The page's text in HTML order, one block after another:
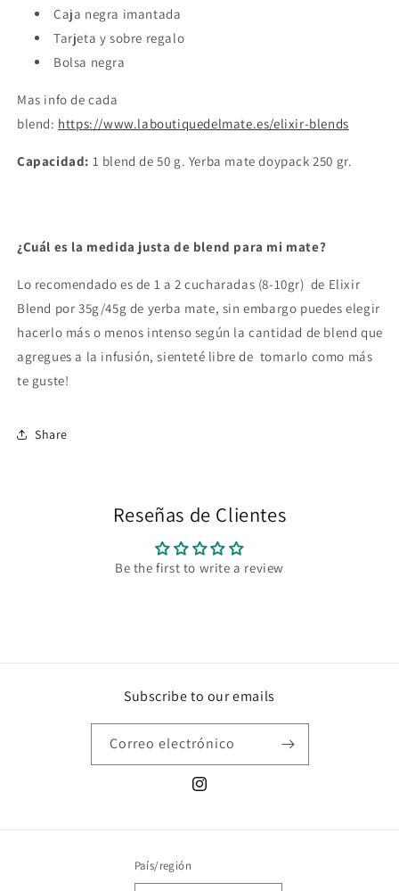
Caja negra imantada
Tarjeta y sobre regalo
Bolsa negra
Mas info de cada
blend: https://www.laboutiquedelmate.es/elixir-blends
Capacidad: 1 blend de 50 g. Yerba mate doypack 250 gr.
¿Cuál es la medida justa de blend para mi mate?
Lo recomendado es de 1 a 2 cucharadas (8-10gr) de Elixir
Blend por 35g/45g de yerba mate, sin embargo puedes elegir
hacerlo más o menos intenso según la cantidad de blend que
agregues a la infusión, sienteté libre de tomarlo como más
te guste!
Share
Reseñas de Clientes
Be the first to write a review
Subscribe to our emails
Correo electrónico
Instagram
País/región